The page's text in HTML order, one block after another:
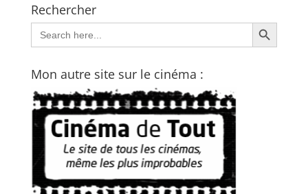
Rechercher
Search
for:
Search Button
Mon autre site sur le cinéma :